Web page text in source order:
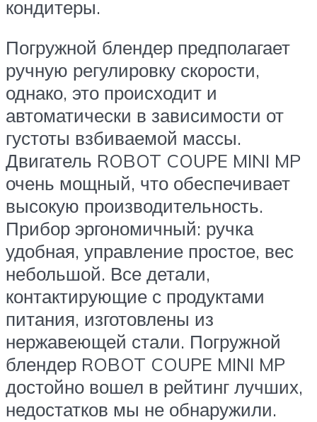
кондитеры.
Погружной блендер предполагает
ручную регулировку скорости,
однако, это происходит и
автоматически в зависимости от
густоты взбиваемой массы.
Двигатель ROBOT COUPE MINI MP
очень мощный, что обеспечивает
высокую производительность.
Прибор эргономичный: ручка
удобная, управление простое, вес
небольшой. Все детали,
контактирующие с продуктами
питания, изготовлены из
нержавеющей стали. Погружной
блендер ROBOT COUPE MINI MP
достойно вошел в рейтинг лучших,
недостатков мы не обнаружили.